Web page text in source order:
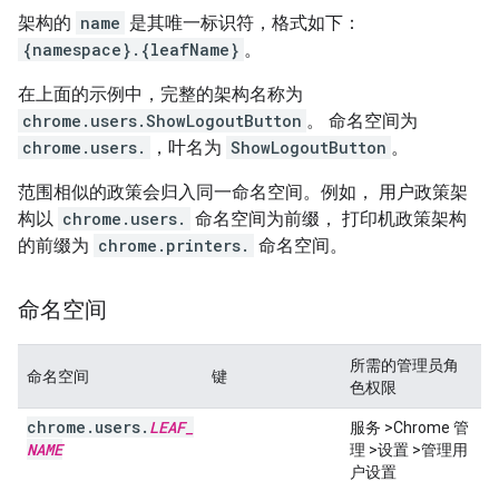
架构的 name 是其唯一标识符，格式如下：
{namespace}.{leafName} 。
在上面的示例中，完整的架构名称为
chrome.users.ShowLogoutButton 。 命名空间为
chrome.users.
，叶名为 ShowLogoutButton 。
范围相似的政策会归入同一命名空间。例如， 用户政策架
构以 chrome.users. 命名空间为前缀， 打印机政策架构
的前缀为 chrome.printers. 命名空间。
命名空间
命名空间 键
所需的管理员角
色权限
chrome . users. LEAF_
NAME
服务 >Chrome 管
理 >设置 >管理用
户设置